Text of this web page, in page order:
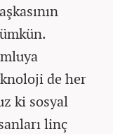
de her
ki sosyal
linç